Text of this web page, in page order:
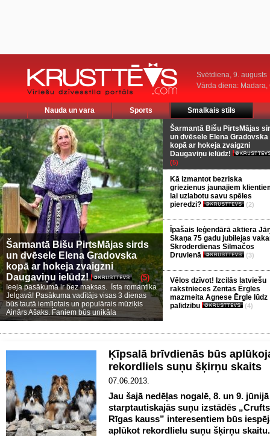
Svētdiena, 9. augusts
Vārda diena: Madara,
Nauda un vara Sports Smalkais stils
Šarmantā Bišu PirtsMājas sirds
un dvēsele Elena Gradovska
kopā ar hokeja zvaigzni
Daugaviņu ielūdz!
(5)
Ieeja pasākumā ir bez maksas. Īsta romantika
Jelgavā! Pasākuma vadītājs visas 3 dienas
būs tautā iemīļotais un populārais mūziķis
Ainārs Ašaks. Faniem būs unikāla
Šarmantā Bišu PirtsMājas
un dvēsele Elena Gradovska
kopā ar hokeja zvaigzni
Daugaviņu ielūdz!
(5)
Kā izmantot bezriska
griezienus jaunajiem
lai uzlabotu savu spēles
pieredzi?
(2)
Īpašais leģendārā aktiera
Skaņa 75 gadu jubilejas
Skroderdienas Silmačos
Druvienā
(3)
Vēlos dzīvot! Izcilās latviešu
rakstnieces Zentas Ērgles
mazmeita Agnese Ērgle lūdz
palīdzību
(4)
Ķīpsalā brīvdienās būs
rekordliels suņu šķirņu skaits
07.06.2013.
Jau šajā nedēļas nogalē, 8. un 9.
starptautiskajās suņu izstādēs
Rīgas kauss” interesentiem būs
aplūkot rekordlielu suņu šķirņu